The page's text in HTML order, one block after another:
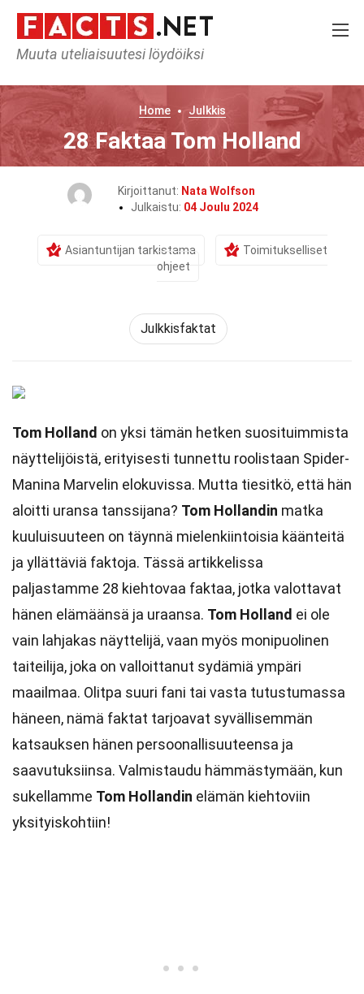
Muuta uteliaisuutesi löydöiksi
Home Julkkis
28 Faktaa Tom Holland
Kirjoittanut: Nata Wolfson
Julkaistu: 04 Joulu 2024
Asiantuntijan tarkistama
Toimitukselliset
ohjeet
Julkkisfaktat
Tom Holland on yksi tämän hetken suosituimmista
näyttelijöistä, erityisesti tunnettu roolistaan Spider-
Manina Marvelin elokuvissa. Mutta tiesitkö, että hän
aloitti uransa tanssijana? Tom Hollandin matka
kuuluisuuteen on täynnä mielenkiintoisia käänteitä
ja yllättäviä faktoja. Tässä artikkelissa
paljastamme 28 kiehtovaa faktaa, jotka valottavat
hänen elämäänsä ja uraansa. Tom Holland ei ole
vain lahjakas näyttelijä, vaan myös monipuolinen
taiteilija, joka on valloittanut sydämiä ympäri
maailmaa. Olitpa suuri fani tai vasta tutustumassa
häneen, nämä faktat tarjoavat syvällisemmän
katsauksen hänen persoonallisuuteensa ja
saavutuksiinsa. Valmistaudu hämmästymään, kun
sukellamme Tom Hollandin elämän kiehtoviin
yksityiskohtiin!